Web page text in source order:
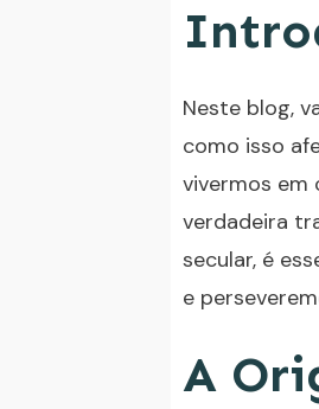
Neste blog,
como isso
vivermos em
verdadeira
secular, é
e
A